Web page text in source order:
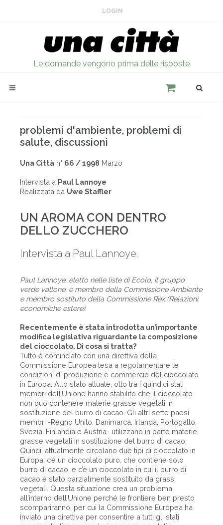
LOGIN
Le domande vengono prima delle risposte
problemi d'ambiente, problemi di
salute, discussioni
Una Città n° 66 / 1998 Marzo
Intervista a Paul Lannoye
Realizzata da Uwe Staffler
UN AROMA CON DENTRO
DELLO ZUCCHERO
Intervista a Paul Lannoye.
Paul Lannoye, eletto nelle liste di Ecolo, il gruppo
verde vallone, è membro della Commissione Ambiente
e membro sostituto della Commissione Rex (Relazioni
economiche estere).
Recentemente è stata introdotta un’importante
modifica legislativa riguardante la composizione
del cioccolato. Di cosa si tratta?
Tutto è cominciato con una direttiva della
Commissione Europea tesa a regolamentare le
condizioni di produzione e commercio del cioccolato
in Europa. Allo stato attuale, otto tra i quindici stati
membri dell’Unione hanno stabilito che il cioccolato
non può contenere materie grasse vegetali in
sostituzione del burro di cacao. Gli altri sette paesi
membri -Regno Unito, Danimarca, Irlanda, Portogallo,
Svezia, Finlandia e Austria- utilizzano in parte materie
grasse vegetali in sostituzione del burro di cacao.
Quindi, attualmente circolano due tipi di cioccolato in
Europa: c’è un cioccolato puro, che contiene solo
burro di cacao, e c’è un cioccolato in cui il burro di
cacao è stato parzialmente sostituito da grassi
vegetali. Questa situazione crea un problema
all’interno dell’Unione perché le frontiere ben presto
scompariranno, per cui la Commissione Europea ha
inviato una direttiva per consentire a tutti gli stati